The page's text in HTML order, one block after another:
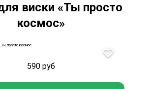
виски «Ты просто
космос»
590 руб